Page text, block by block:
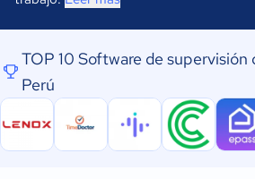
TOP 10 Software de supervisión
Perú